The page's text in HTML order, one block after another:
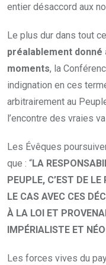
entier désaccord aux
Le plus dur dans tout
préalablement
moments, la
indignation en ces
arbitrairement au
l’encontre des vraies
Les Évêques
que : “LA
PEUPLE, C’EST DE
LE CAS AVEC CES
À LA LOI ET
IMPÉRIALISTE ET
Les forces vives du